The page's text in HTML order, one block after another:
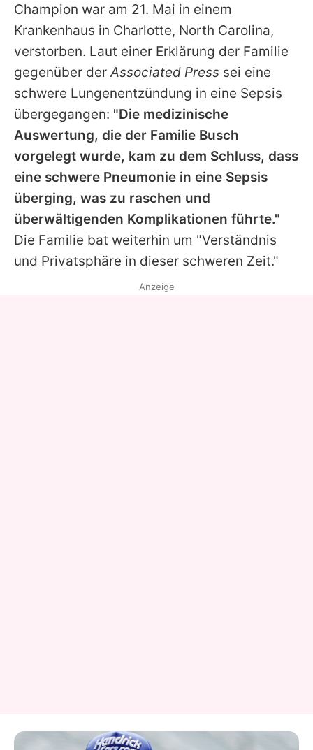
Utiq verwalten
Champion war am 21. Mai in einem
Krankenhaus in Charlotte, North Carolina,
verstorben. Laut einer Erklärung der Familie
gegenüber der Associated Press sei eine
schwere Lungenentzündung in eine Sepsis
übergegangen: "Die medizinische
Auswertung, die der Familie Busch
vorgelegt wurde, kam zu dem Schluss, dass
eine schwere Pneumonie in eine Sepsis
überging, was zu raschen und
überwältigenden Komplikationen führte."
Die Familie bat weiterhin um "Verständnis
und Privatsphäre in dieser schweren Zeit."
Anzeige